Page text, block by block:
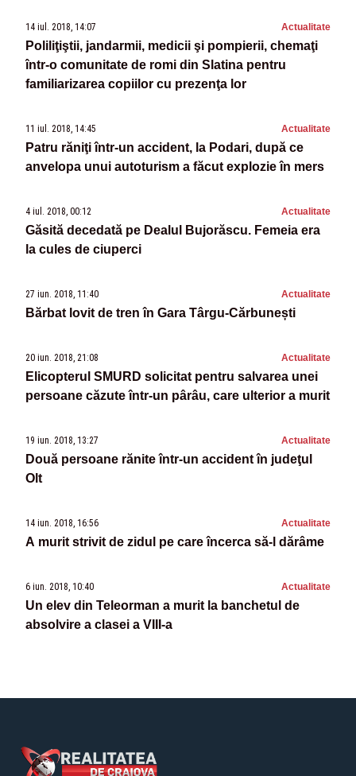
14 iul. 2018, 14:07 Actualitate
Poliliţiştii, jandarmii, medicii şi pompierii, chemaţi
într-o comunitate de romi din Slatina pentru
familiarizarea copiilor cu prezenţa lor
11 iul. 2018, 14:45 Actualitate
Patru răniţi într-un accident, la Podari, după ce
anvelopa unui autoturism a făcut explozie în mers
4 iul. 2018, 00:12 Actualitate
Găsită decedată pe Dealul Bujorăscu. Femeia era
la cules de ciuperci
27 iun. 2018, 11:40 Actualitate
Bărbat lovit de tren în Gara Târgu-Cărbunești
20 iun. 2018, 21:08 Actualitate
Elicopterul SMURD solicitat pentru salvarea unei
persoane căzute într-un pârâu, care ulterior a murit
19 iun. 2018, 13:27 Actualitate
Două persoane rănite într-un accident în judeţul
Olt
14 iun. 2018, 16:56 Actualitate
A murit strivit de zidul pe care încerca să-l dărâme
6 iun. 2018, 10:40 Actualitate
Un elev din Teleorman a murit la banchetul de
absolvire a clasei a VIII-a